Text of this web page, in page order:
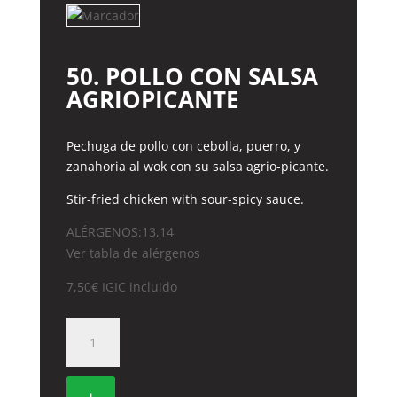
50. POLLO CON SALSA
AGRIOPICANTE
Pechuga de pollo con cebolla, puerro, y
zanahoria al wok con su salsa agrio-picante.
Stir-fried chicken with sour-spicy sauce.
ALÉRGENOS:13,14
Ver tabla de alérgenos
7,50€ IGIC incluido
POLLO
CON